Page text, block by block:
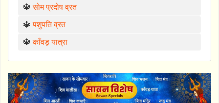
🔱सोम प्रदोष व्रत
🔱पशुपति व्रत
🔱काँवड़ यात्रा